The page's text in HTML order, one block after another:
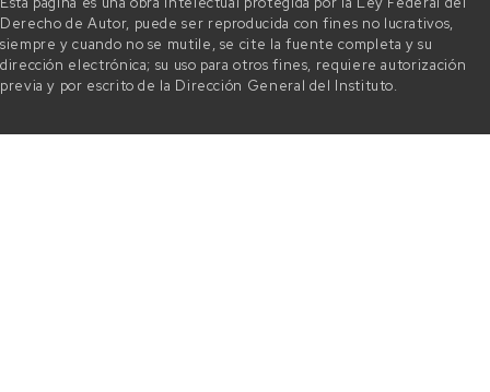
Derecho de Autor, puede ser reproducida con fines no lucrativos,
siempre y cuando no se mutile, se cite la fuente completa y su
dirección electrónica; su uso para otros fines, requiere autorización
previa y por escrito de la Dirección General del Instituto.